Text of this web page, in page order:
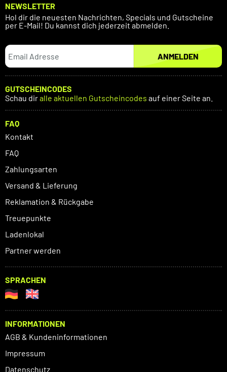
NEWSLETTER
Hol dir die neuesten Nachrichten, Specials und Gutscheine
per E-Mail! Du kannst dich jederzeit abmelden.
ANMELDEN
GUTSCHEINCODES
Schau diralle aktuellen Gutscheincodes auf einer Seite an.
FAQ
Kontakt
FAQ
Zahlungsarten
Versand & Lieferung
Reklamation & Rückgabe
Treuepunkte
Ladenlokal
Partner werden
SPRACHEN
INFORMATIONEN
AGB & Kundeninformationen
Impressum
Datenschutz